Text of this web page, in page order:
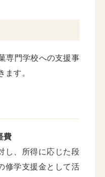
専門学校への支援事
ます。
費
し、所得に応じた段
修学支援金として活